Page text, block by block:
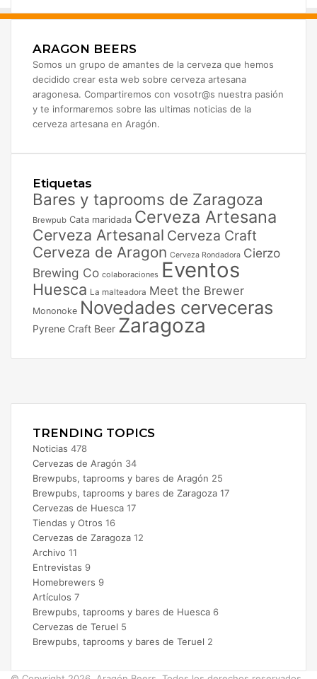
ARAGON BEERS
Somos un grupo de amantes de la cerveza que hemos
decidido crear esta web sobre cerveza artesana
aragonesa. Compartiremos con vosotr@s nuestra pasión
y te informaremos sobre las ultimas noticias de la
cerveza artesana en Aragón.
Etiquetas
Bares y taprooms de Zaragoza
Brewpub Cata maridada Cerveza Artesana
Cerveza Artesanal Cerveza Craft
Cerveza de Aragon Cerveza Rondadora Cierzo
Brewing Co colaboraciones Eventos
Huesca La malteadora Meet the Brewer
Mononoke Novedades cerveceras
Pyrene Craft Beer Zaragoza
TRENDING TOPICS
Noticias 478
Cervezas de Aragón 34
Brewpubs, taprooms y bares de Aragón 25
Brewpubs, taprooms y bares de Zaragoza 17
Cervezas de Huesca 17
Tiendas y Otros 16
Cervezas de Zaragoza 12
Archivo 11
Entrevistas 9
Homebrewers 9
Artículos 7
Brewpubs, taprooms y bares de Huesca 6
Cervezas de Teruel 5
Brewpubs, taprooms y bares de Teruel 2